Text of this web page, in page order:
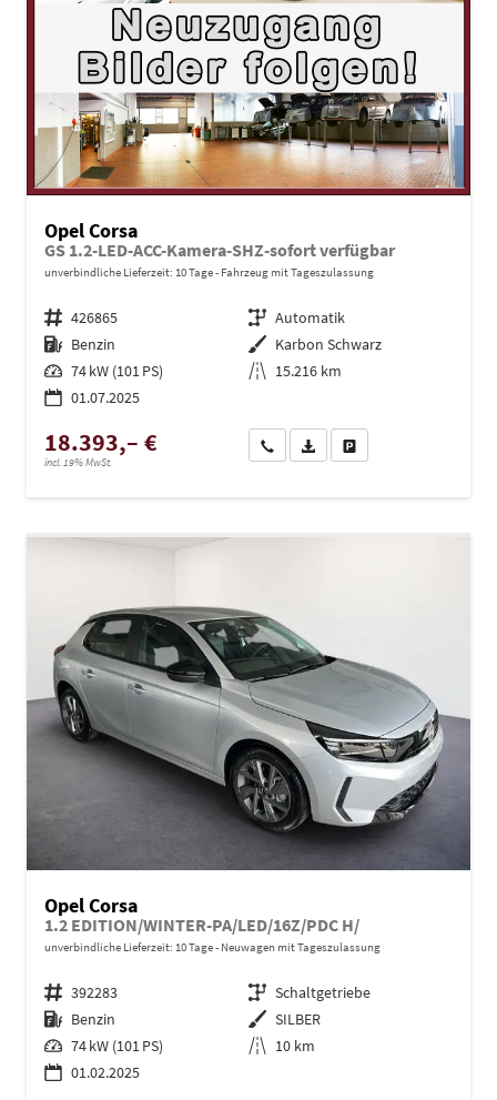
Opel Corsa
GS 1.2-LED-ACC-Kamera-SHZ-sofort verfügbar
unverbindliche Lieferzeit: 10 Tage Fahrzeug mit Tageszulassung
Fahrzeugnr. 426865 Getriebe Automatik
Kraftstoff Benzin Außenfarbe Karbon Schwarz
Leistung 74 kW (101 PS) Kilometerstand 15.216 km
01.07.2025
18.393,– €
incl. 19% MwSt.
Wir rufen Sie anPDF-Datei, Fahrzeugexposé
Opel Corsa
1.2 EDITION/WINTER-PA/LED/16Z/PDC H/
unverbindliche Lieferzeit: 10 Tage Neuwagen mit Tageszulassung
Fahrzeugnr. 392283 Getriebe Schaltgetriebe
Kraftstoff Benzin Außenfarbe SILBER
Leistung 74 kW (101 PS) Kilometerstand 10 km
01.02.2025